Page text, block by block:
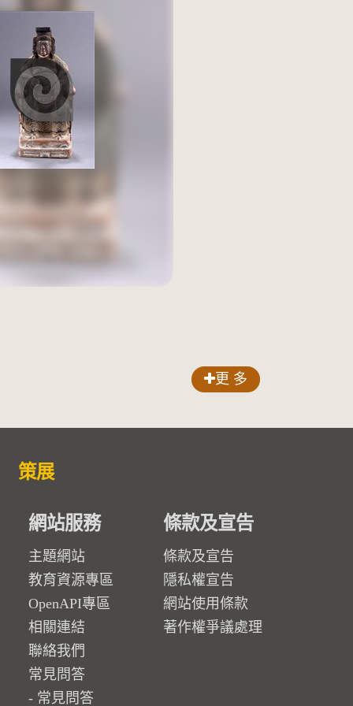
更 多
策展
網站服務
主題網站
教育資源專區
OpenAPI專區
相關連結
聯絡我們
常見問答
常見問答
條款及宣告
條款及宣告
隱私權宣告
網站使用條款
著作權爭議處理